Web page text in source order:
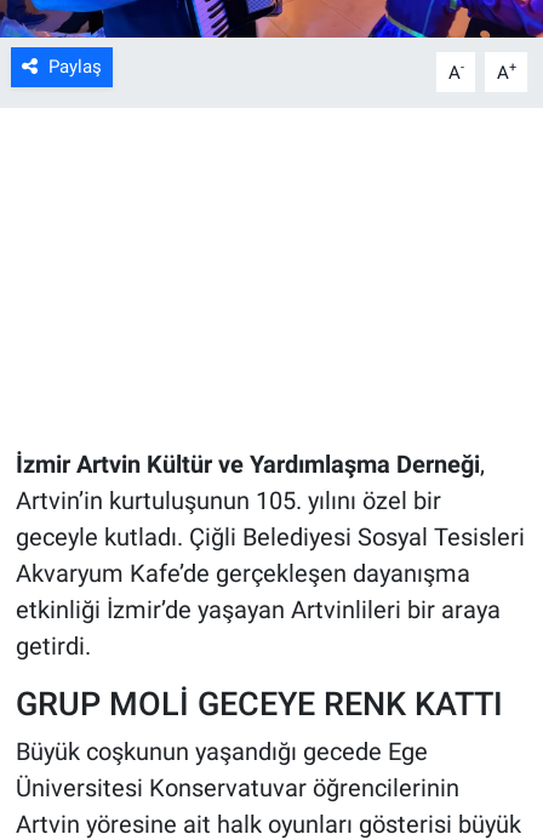
Paylaş A- A+
İzmir Artvin Kültür ve Yardımlaşma Derneği,
Artvin’in kurtuluşunun 105. yılını özel bir
geceyle kutladı. Çiğli Belediyesi Sosyal Tesisleri
Akvaryum Kafe’de gerçekleşen dayanışma
etkinliği İzmir’de yaşayan Artvinlileri bir araya
getirdi.
GRUP MOLİ GECEYE RENK KATTI
Büyük coşkunun yaşandığı gecede Ege
Üniversitesi Konservatuvar öğrencilerinin
Artvin yöresine ait halk oyunları gösterisi büyük